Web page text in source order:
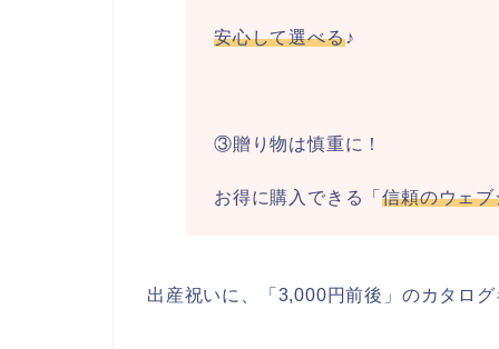
安心して選べる♪
③贈り物は慎重に！
お得に購入できる「信頼のウェ
出産祝いに、「3,000円前後」のカタロ